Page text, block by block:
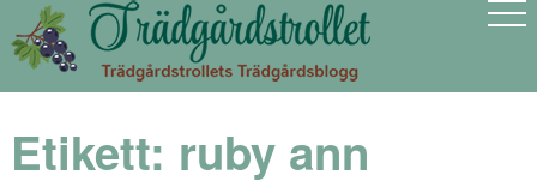
Etikett: ruby ann